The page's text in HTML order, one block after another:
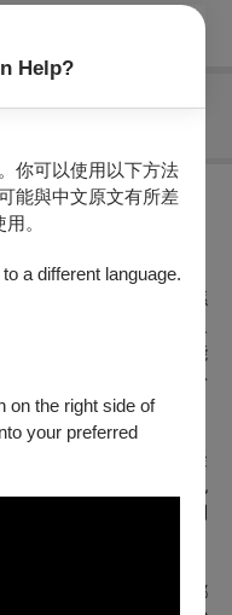
Help?
你可以使用以下方法
能與中文原文有所差
。
a different language.
on the right side of
your preferred
一件最幸福的事。
排笛團」於去年在花蓮縣
開了二場感動台下觀眾
多心願單，希望二團能
二團將於12月聖誕月份
棋老師所帶領的混合障礙
邀至台灣各地演出，也
的限制並沒有阻止他們
滿情感與執著。
蓮偏鄉學校啟動，以偏鄉